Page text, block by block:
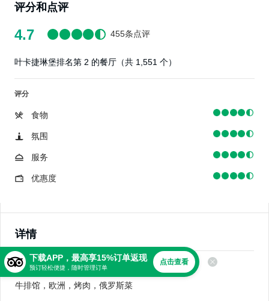
评分和点评
4.7 455条点评
叶卡捷琳堡排名第 2 的餐厅（共 1,551 个）
评分
食物
氛围
服务
优惠度
详情
美食
牛排馆，欧洲，烤肉，俄罗斯菜
下载APP，最高享15%订单返现
预订轻松便捷，随时管理订单
点击查看